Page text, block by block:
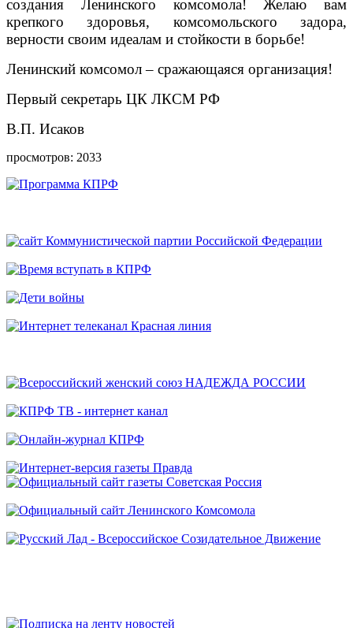
создания Ленинского комсомола! Желаю вам
крепкого здоровья, комсомольского задора,
верности своим идеалам и стойкости в борьбе!
Ленинский комсомол – сражающаяся организация!
Первый секретарь ЦК ЛКСМ РФ
В.П. Исаков
просмотров: 2033